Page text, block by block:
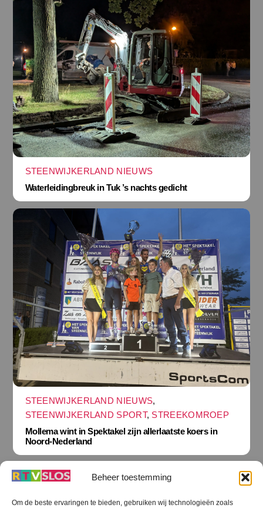
Beheer toestemming
Om de beste ervaringen te bieden, gebruiken wij technologieën zoals
STEENWIJKERLAND NIEUWS
Waterleidingbreuk in Tuk ’s nachts gedicht
STEENWIJKERLAND NIEUWS,
STEENWIJKERLAND SPORT, STREEKOMROEP
Mollema wint in Spektakel zijn allerlaatste koers in
Noord-Nederland